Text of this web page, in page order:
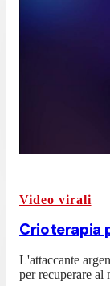
Video virali
Crioterapia
L'attaccante
per recuperare al